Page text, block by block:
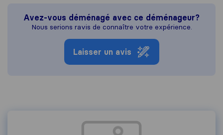
Avez-vous déménagé avec ce déménageur?
Nous serions ravis de connaître votre expérience.
Laisser un avis